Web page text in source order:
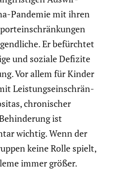
Pandemie mit ihren
Er befürchtet
und soziale Defizite
Vor allem für Kinder
Leistungs­ein­schrän­
chroni­scher
ist
wichtig. Wenn der
keine Rolle spielt,
immer größer.